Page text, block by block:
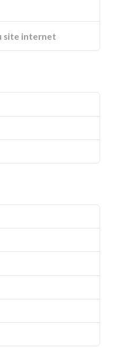
site internet